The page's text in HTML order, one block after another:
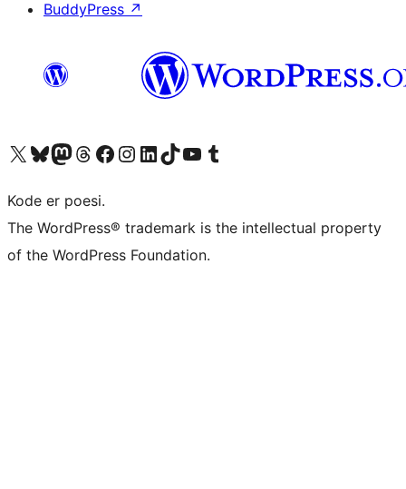
BuddyPress ↗
Besøk vår konto på X Visit our Bluesky account
Besøk vår Mastodon-konto
Visit our Threads account
Besøk vår Facebook-sideBesøk vår Instagram-konto
Besøk vår LinkedIn-konto
Visit our TikTok account
Visit our YouTube channel
Visit our Tumblr account
Kode er poesi.
The WordPress® trademark is the intellectual property
of the WordPress Foundation.